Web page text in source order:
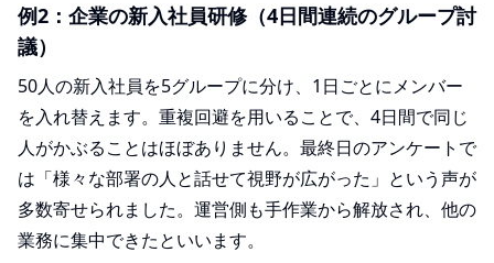
例2：企業の新入社員研修（4日間連続のグループ討
議）
50人の新入社員を5グループに分け、1日ごとにメンバー
を入れ替えます。重複回避を用いることで、4日間で同じ
人がかぶることはほぼありません。最終日のアンケートで
は「様々な部署の人と話せて視野が広がった」という声が
多数寄せられました。運営側も手作業から解放され、他の
業務に集中できたといいます。